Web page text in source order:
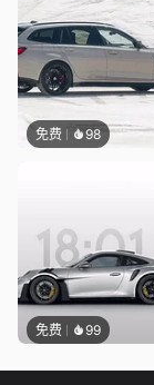
免费 98
免费 99